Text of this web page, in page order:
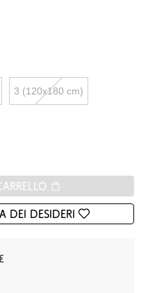
3 (120x180 cm)
dei desideri